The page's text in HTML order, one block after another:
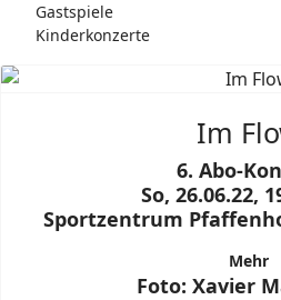
Gastspiele
Kinderkonzerte
Im
6. Abo-
So, 26.06.22,
Sportzentrum
Mehr
Foto: Xavier